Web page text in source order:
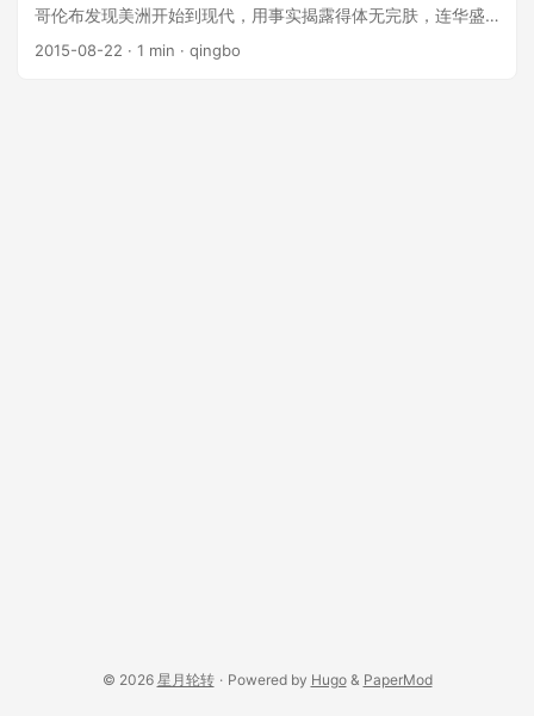
哥伦布发现美洲开始到现代，用事实揭露得体无完肤，连华盛
顿、林肯这样公认的伟人也不留情面，这是什么样的精神？ 这
2015-08-22 · 1 min · qingbo
© 2026 星月轮转 · Powered by Hugo& PaperMod